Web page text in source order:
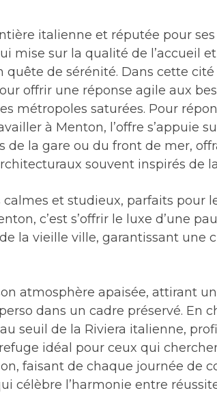
italienne et réputée pour
mise sur la qualité de l’accueil
de sérénité. Dans cette
offrir une réponse agile aux
métropoles saturées. Pour
à Menton, l’offre s’appuie
la gare ou du front de mer,
souvent inspirés de
et studieux, parfaits pour
c’est s’offrir le luxe d’une
la vieille ville, garantissant une
atmosphère apaisée, attirant
dans un cadre préservé. En
seuil de la Riviera italienne,
idéal pour ceux qui
faisant de chaque journée de
célèbre l’harmonie entre